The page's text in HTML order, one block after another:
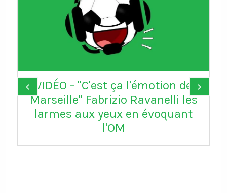
VIDÉO - "C'est ça l'émotion de
Marseille" Fabrizio Ravanelli les
larmes aux yeux en évoquant
l'OM
‹ ›